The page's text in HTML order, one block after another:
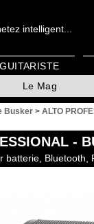
intelligent...
Le Mag
GUITARISTE
Busker > ALTO
-
batterie, Bluetooth,